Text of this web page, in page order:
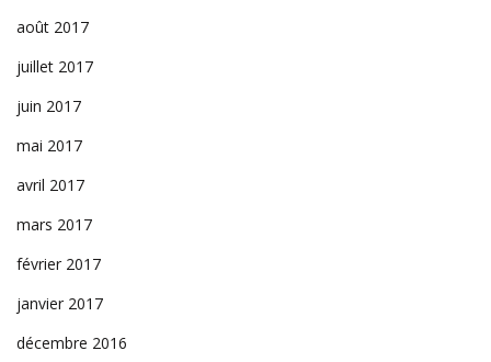
août 2017
juillet 2017
juin 2017
mai 2017
avril 2017
mars 2017
février 2017
janvier 2017
décembre 2016